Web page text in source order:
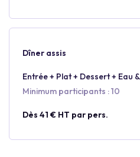
Dîner assis
Entrée + Plat + Dessert + Eau
Minimum participants : 10
Dès 41 € HT par pers.